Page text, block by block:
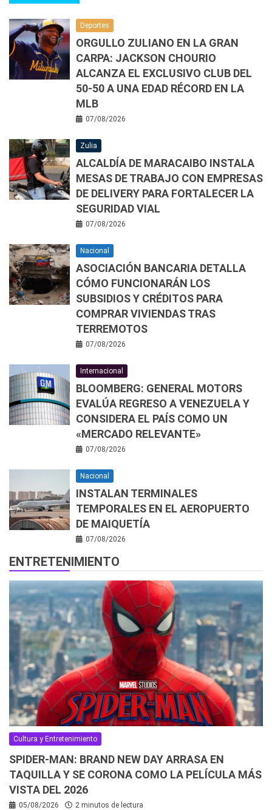
Deportes
ORGULLO ZULIANO EN LA GRAN
CARPA: JACKSON CHOURIO
ALCANZA EL EXCLUSIVO CLUB DEL
50-50 A UNA EDAD RÉCORD EN LA
MLB
07/08/2026
Zulia
ALCALDÍA DE MARACAIBO INSTALA
MESAS DE TRABAJO CON EMPRESAS
DE DELIVERY PARA FORTALECER LA
SEGURIDAD VIAL
07/08/2026
Nacional
ASOCIACIÓN BANCARIA DETALLA
CÓMO FUNCIONARÁN LOS
SUBSIDIOS Y CRÉDITOS PARA
COMPRAR VIVIENDAS TRAS
TERREMOTOS
07/08/2026
Internacional
BLOOMBERG: GENERAL MOTORS
EVALÚA REGRESO A VENEZUELA Y
CONSIDERA EL PAÍS COMO UN
«MERCADO RELEVANTE»
07/08/2026
Nacional
INSTALAN TERMINALES
TEMPORALES EN EL AEROPUERTO
DE MAIQUETÍA
07/08/2026
ENTRETENIMIENTO
Cultura y Entretenimiento
SPIDER-MAN: BRAND NEW DAY ARRASA EN
TAQUILLA Y SE CORONA COMO LA PELÍCULA MÁS
VISTA DEL 2026
05/08/2026 2 minutos de lectura